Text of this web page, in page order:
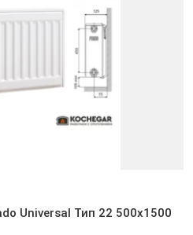
Universal Тип 22 500x1500